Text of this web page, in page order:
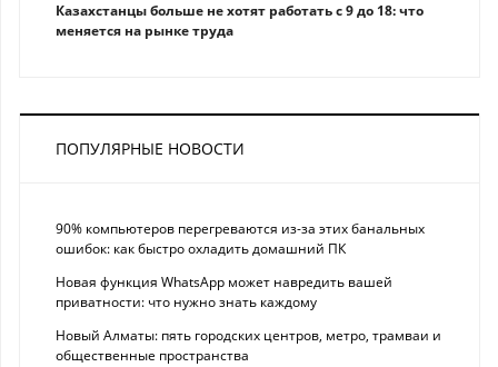
Казахстанцы больше не хотят работать с 9 до 18: что
меняется на рынке труда
ПОПУЛЯРНЫЕ НОВОСТИ
90% компьютеров перегреваются из-за этих банальных
ошибок: как быстро охладить домашний ПК
Новая функция WhatsApp может навредить вашей
приватности: что нужно знать каждому
Новый Алматы: пять городских центров, метро, трамваи и
общественные пространства